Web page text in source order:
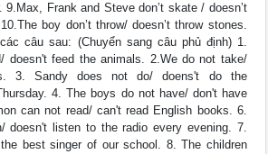
9.Max, Frank and Steve don’t skate / doesn’t
boy don’t throw/ doesn’t throw stones.
câu sau: (Chuyển sang câu phủ định) 1.
doesn't feed the animals. 2.We do not take/
3. Sandy does not do/ doens't do the
4. The boys do not have/ don't have
can not read/ can't read English books. 6.
doesn't listen to the radio every evening. 7.
best singer of our school. 8. The children